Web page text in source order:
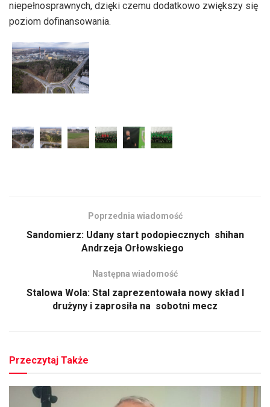
niepełnosprawnych, dzięki czemu dodatkowo zwiększy się
poziom dofinansowania.
Poprzednia wiadomość
Sandomierz: Udany start podopiecznych shihan
Andrzeja Orłowskiego
Następna wiadomość
Stalowa Wola: Stal zaprezentowała nowy skład I
drużyny i zaprosiła na sobotni mecz
Przeczytaj Także